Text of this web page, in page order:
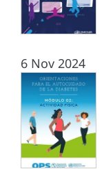
6 Nov 2024